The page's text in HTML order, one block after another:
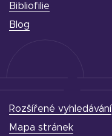
Bibliofilie
Blog
Rozšířené vyhledávání
Mapa stránek